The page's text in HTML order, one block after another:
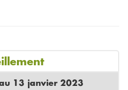
13 janvier 2023